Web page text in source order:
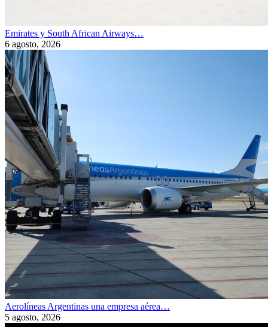
Emirates y South African Airways…
6 agosto, 2026
Aerolíneas Argentinas una empresa aérea…
5 agosto, 2026